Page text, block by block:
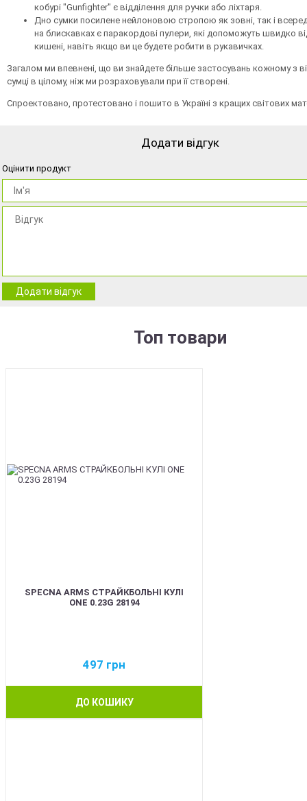
кобурі "Gunfighter" є відділення для ручки або ліхтаря.
Дно сумки посилене нейлоновою стропою як зовні, так і
на блискавках є паракордові пулери, які допоможуть швидко
кишені, навіть якщо ви це будете робити в рукавичках.
Загалом ми впевнені, що ви знайдете більше застосувань кожному з
сумці в цілому, ніж ми розраховували при її створені.
Спроектовано, протестовано і пошито в Україні з кращих світових
Додати відгук
Оцінити продукт
Додати відгук
Топ товари
SPECNA ARMS СТРАЙКБОЛЬНІ КУЛІ
ONE 0.23G 28194
497 грн
ДО КОШИКУ